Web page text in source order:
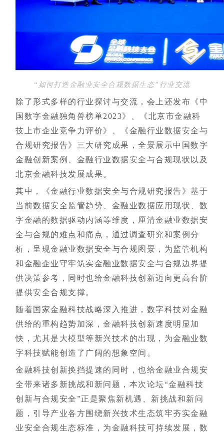
“如何打造金融业安全合规数据生态”行业交流
除了形式多样的行业探讨与交流，会上还发布《中
国数字金融独角兽榜单2023》、《北京市金融科
技上市企业竞争力评价》、《金融行业数据安全与
合规研究报告》三大研究成果，全景展示中国数字
金融创新案例、金融行业数据安全与合规现状以及
北京金融科技发展成果。
其中，《金融行业数据安全与合规研究报告》基于
当前数据安全监管趋势、金融业数据应用现状、数
字金融的数据驱动内涵等维度，厘清金融业数据安
全与合规的难点和痛点，通过调查研究和案例分
析，呈现金融业数据安全与合规图景，为监管机构
和金融企业守牢筑实金融业数据安全与合规边界提
供决策参考，同时也给金融科技创新迈向更高台阶
提供安全合规支撑。
随着国家金融科技战略深入推进，数字科技对金融
供给的重构趋势加深，金融科技创新速度明显加
快，尤其是大模型等新兴技术的出现，为金融业数
字科技赋能创造了广阔的想象空间。
金融科技创新换挡提速的同时，也给金融业合规安
全带来诸多新挑战和新问题，本次论坛“金融科技
创新与合规安全”正是聚焦新机遇、新挑战和新问
题，引导产业各方围绕新兴技术生态筑牢夯实金融
业安全合规生态标准，为金融科技可持续发展，数